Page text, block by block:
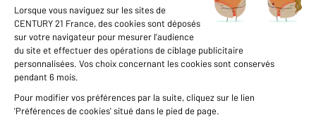
International
Nous contacter